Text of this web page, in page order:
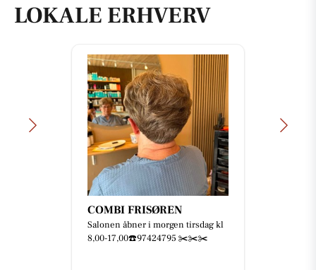
LOKALE ERHVERV
COMBI FRISØREN
Salonen åbner i morgen tirsdag kl
8,00-17,00☎️97424795 ✂️✂️✂️